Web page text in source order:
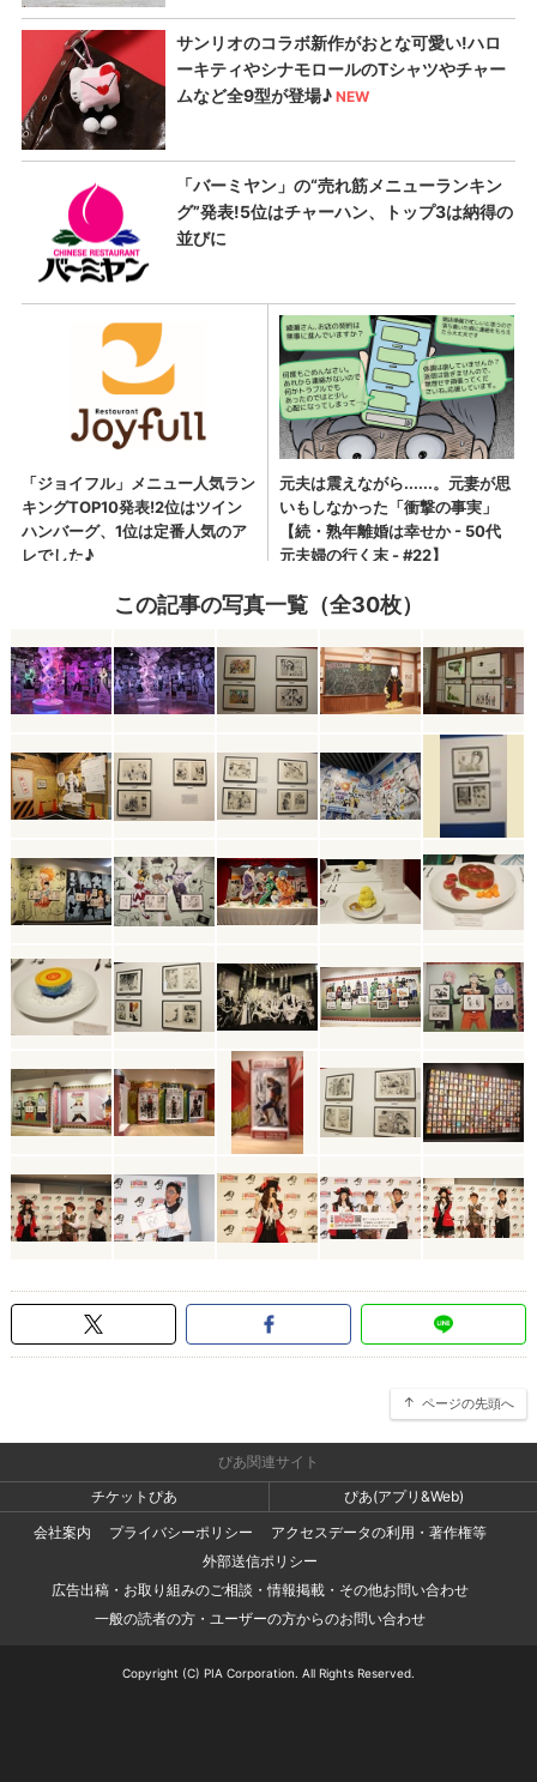
この記事の写真一覧（全30枚）
ページの先頭へ
ぴあ関連サイト
チケットぴあ
ぴあ(アプリ&Web)
会社案内
プライバシーポリシー
アクセスデータの利用・著作権等
外部送信ポリシー
広告出稿・お取り組みのご相談・情報掲載・その他お問い合わせ
一般の読者の方・ユーザーの方からのお問い合わせ
Copyright (C) PIA Corporation. All Rights Reserved.